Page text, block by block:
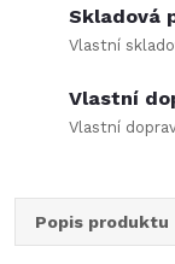
Skladová
Vlastní
Vlastní
Vlastní
Popis produktu